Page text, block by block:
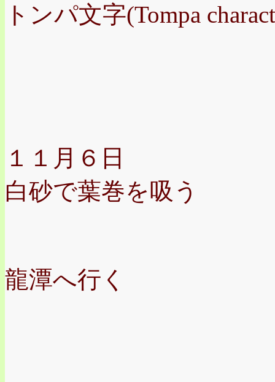
トンパ文字(Tompa
１１月６日
白砂で葉巻を吸う
龍潭へ行く